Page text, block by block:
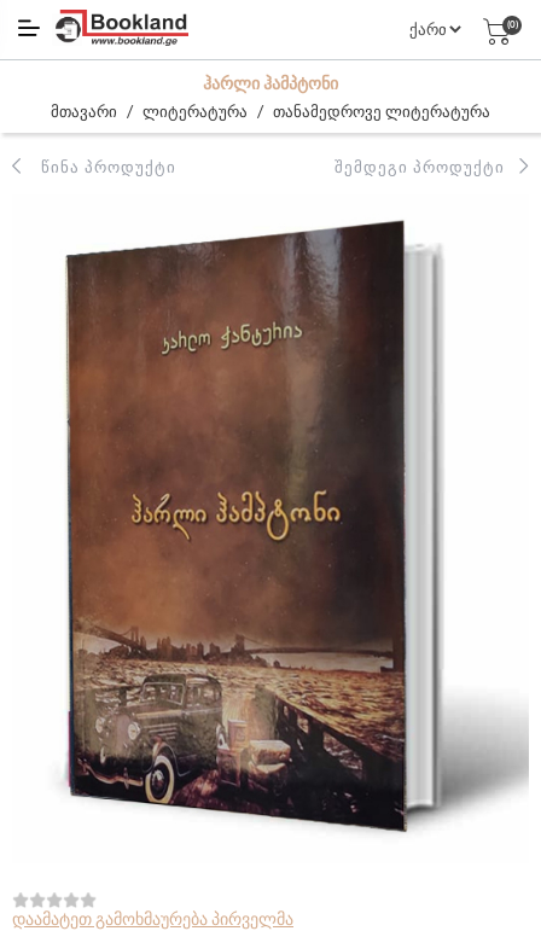
(0)
ᲰᲐᲠᲚᲘ ᲰᲐᲛᲞᲢᲝᲜᲘ
მთავარი / ლიტერატურა / თანამედროვე ლიტერატურა
ᲬᲘᲜᲐ ᲞᲠᲝᲓᲣᲥᲢᲘ ᲨᲔᲛᲓᲔᲒᲘ ᲞᲠᲝᲓᲣᲥᲢᲘ
დაამატეთ გამოხმაურება პირველმა